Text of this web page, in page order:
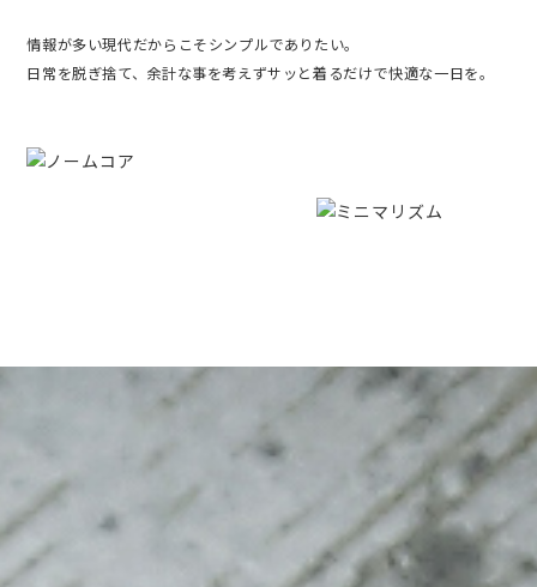
情報が多い現代だからこそシンプルでありたい。
日常を脱ぎ捨て、余計な事を考えずサッと着るだけで快適な一日を。